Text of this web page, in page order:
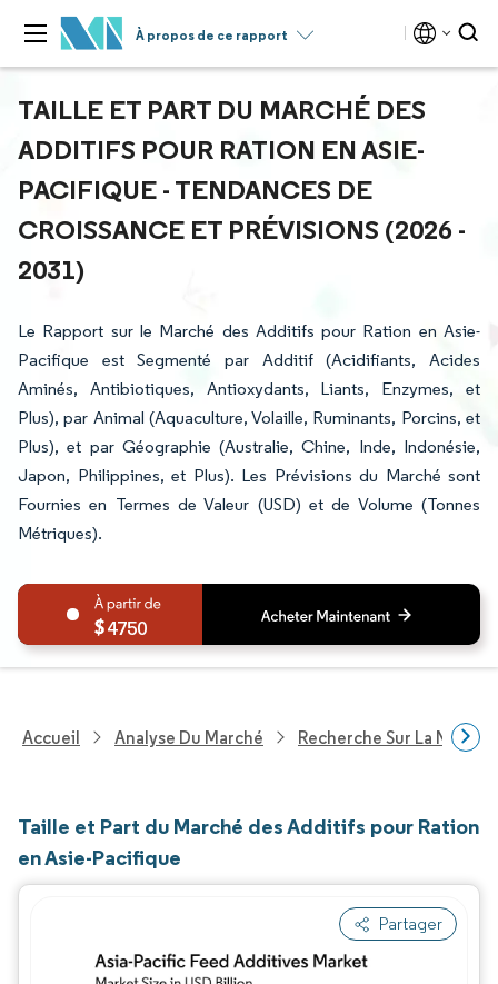
À propos de ce rapport
TAILLE ET PART DU MARCHÉ DES
ADDITIFS POUR RATION EN ASIE-
PACIFIQUE - TENDANCES DE
CROISSANCE ET PRÉVISIONS (2026 -
2031)
Le Rapport sur le Marché des Additifs pour Ration en Asie-
Pacifique est Segmenté par Additif (Acidifiants, Acides
Aminés, Antibiotiques, Antioxydants, Liants, Enzymes, et
Plus), par Animal (Aquaculture, Volaille, Ruminants, Porcins, et
Plus), et par Géographie (Australie, Chine, Inde, Indonésie,
Japon, Philippines, et Plus). Les Prévisions du Marché sont
Fournies en Termes de Valeur (USD) et de Volume (Tonnes
Métriques).
4750
Accueil Analyse Du Marché Recherche Sur La
Taille et Part du Marché des Additifs pour Ration
en Asie-Pacifique
Partager